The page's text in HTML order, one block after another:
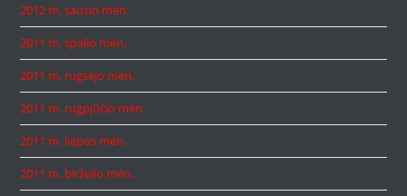
2012 m. sausio mėn.
2011 m. spalio mėn.
2011 m. rugsėjo mėn.
2011 m. rugpjūčio mėn.
2011 m. liepos mėn.
2011 m. birželio mėn.